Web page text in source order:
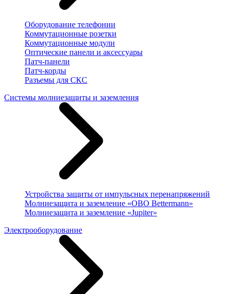
Оборудование телефонии
Коммутационные розетки
Коммутационные модули
Оптические панели и аксессуары
Патч-панели
Патч-корды
Разъемы для СКС
Системы молниезащиты и заземления
Устройства защиты от импульсных перенапряжений
Молниезащита и заземление «OBO Bettermann»
Молниезащита и заземление «Jupiter»
Электрооборудование